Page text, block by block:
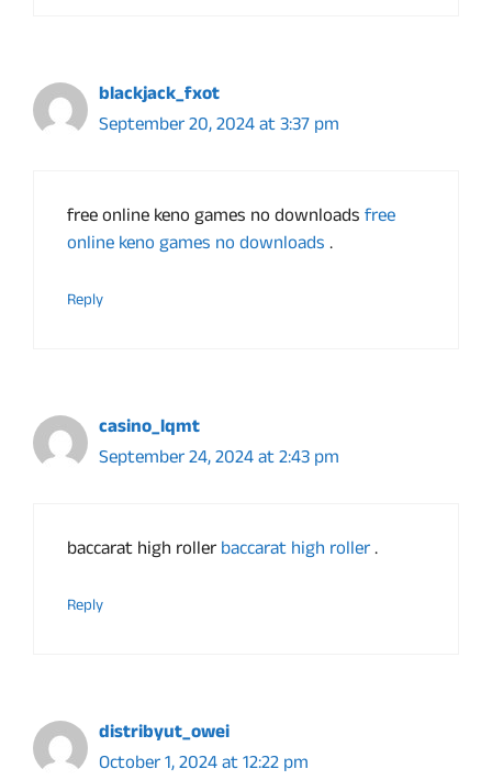
blackjack_fxot
September 20, 2024 at 3:37 pm
free online keno games no downloadsfree
online keno games no downloads.
Reply
casino_lqmt
September 24, 2024 at 2:43 pm
baccarat high rollerbaccarat high roller.
Reply
distribyut_owei
October 1, 2024 at 12:22 pm